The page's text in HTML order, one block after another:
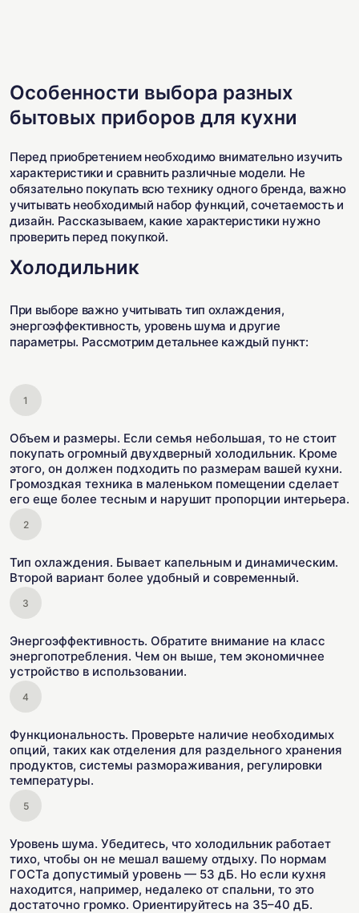
Особенности выбора разных
бытовых приборов для кухни
Перед приобретением необходимо внимательно изучить
характеристики и сравнить различные модели. Не
обязательно покупать всю технику одного бренда, важно
учитывать необходимый набор функций, сочетаемость и
дизайн. Рассказываем, какие характеристики нужно
проверить перед покупкой.
Холодильник
При выборе важно учитывать тип охлаждения,
энергоэффективность, уровень шума и другие
параметры. Рассмотрим детальнее каждый пункт:
Объем и размеры. Если семья небольшая, то не стоит
покупать огромный двухдверный холодильник. Кроме
этого, он должен подходить по размерам вашей кухни.
Громоздкая техника в маленьком помещении сделает
его еще более тесным и нарушит пропорции интерьера.
Тип охлаждения. Бывает капельным и динамическим.
Второй вариант более удобный и современный.
Энергоэффективность. Обратите внимание на класс
энергопотребления. Чем он выше, тем экономичнее
устройство в использовании.
Функциональность. Проверьте наличие необходимых
опций, таких как отделения для раздельного хранения
продуктов, системы размораживания, регулировки
температуры.
Уровень шума. Убедитесь, что холодильник работает
тихо, чтобы он не мешал вашему отдыху. По нормам
ГОСТа допустимый уровень — 53 дБ. Но если кухня
находится, например, недалеко от спальни, то это
достаточно громко. Ориентируйтесь на 35–40 дБ.